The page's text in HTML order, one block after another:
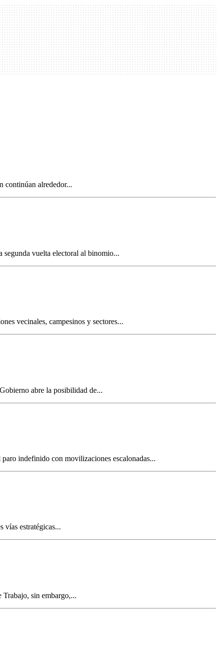
continúan alrededor...
segunda vuelta electoral al binomio...
vecinales, campesinos y sectores...
abre la posibilidad de...
indefinido con movilizaciones escalonadas...
vías estratégicas...
Trabajo, sin embargo,...